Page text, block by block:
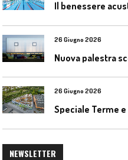
26 Giugno 2026
Nuova palestra
26 Giugno 2026
NEWSLETTER